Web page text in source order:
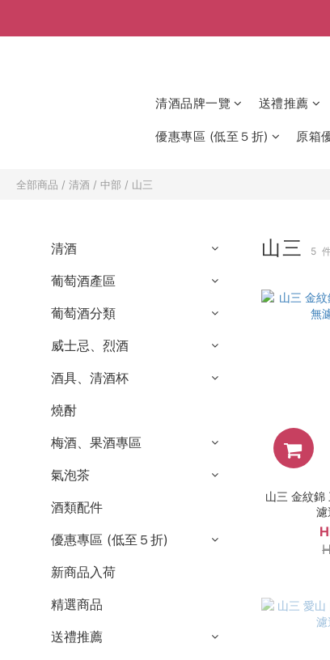
清酒品牌一覽 送禮推薦
優惠專區 (低至５折) 原箱
全部商品 / 清酒 / 中部 / 山三
清酒
葡萄酒產區
葡萄酒分類
威士忌、烈酒
酒具、清酒杯
燒酎
梅酒、果酒專區
氣泡茶
酒類配件
優惠專區 (低至５折)
新商品入荷
精選商品
送禮推薦
山三 5
山三 金紋錦